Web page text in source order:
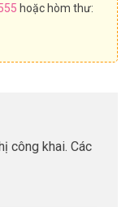
hoặc hòm thư:
công khai. Các